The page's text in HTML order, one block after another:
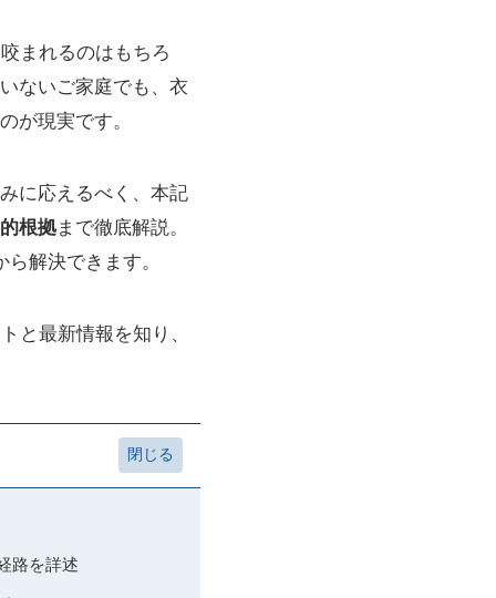
まれるのはもちろ
ないご家庭でも、衣
が現実です。
に応えるべく、本記
根拠まで徹底解説。
解決できます。
と最新情報を知り、
路を詳述